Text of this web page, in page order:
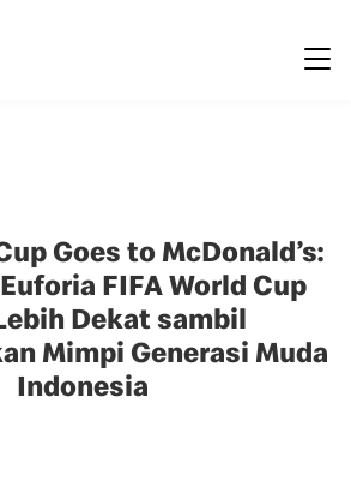
Goes to McDonald’s:
FIFA World Cup
Dekat sambil
Mimpi Generasi Muda
Indonesia